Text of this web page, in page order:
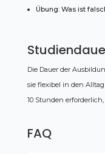
Übung: Was ist
Die Dauer der
sie flexibel in den
10 Stunden
FAQ